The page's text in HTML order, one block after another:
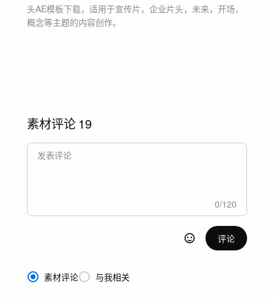
头AE模板下载，适用于宣传片，企业片头，未来，开场，
概念等主题的内容创作。
素材评论 19
0/120
评论
素材评论 与我相关